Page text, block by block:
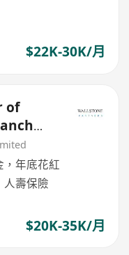
$22K-30K/月
of
，年底花紅
人壽保險
$20K-35K/月